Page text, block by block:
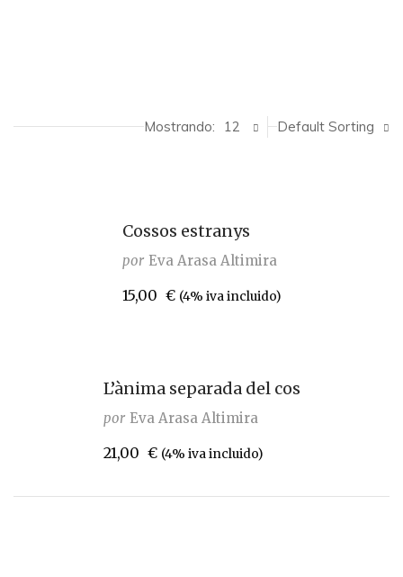
Default Sorting
Mostrando: 12
Cossos estranys
por Eva Arasa Altimira
15,00 € (4% iva incluido)
L’ànima separada del cos
por Eva Arasa Altimira
21,00 € (4% iva incluido)